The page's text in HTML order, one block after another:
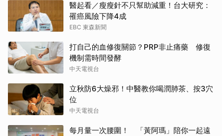
醫起看／瘦瘦針不只幫助減重！台大研究：
罹癌風險下降4成
EBC 東森新聞
打自己的血修復關節？PRP非止痛藥 修復
機制需時間發酵
中天電視台
立秋防6大燥邪！中醫教你喝潤肺茶、按3穴
位
中天電視台
每月量一次腰圍！ 「黃阿瑪」陪你一起遠